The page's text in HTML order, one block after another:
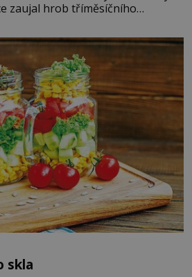
zaujal hrob tříměsíčního
odborníci zdejším klimatickým
písky a extrémně
skla